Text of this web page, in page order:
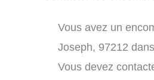
Vous avez un
Joseph, 97212
Vous devez